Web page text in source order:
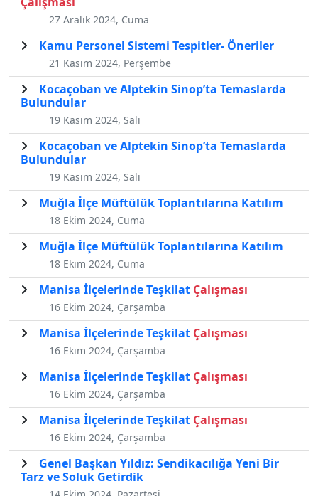
27 Aralık 2024, Cuma
Kamu Personel Sistemi Tespitler- Öneriler
21 Kasım 2024, Perşembe
Kocaçoban ve Alptekin Sinop’ta Temaslarda
Bulundular
19 Kasım 2024, Salı
Kocaçoban ve Alptekin Sinop’ta Temaslarda
Bulundular
19 Kasım 2024, Salı
Muğla İlçe Müftülük Toplantılarına Katılım
18 Ekim 2024, Cuma
Muğla İlçe Müftülük Toplantılarına Katılım
18 Ekim 2024, Cuma
Manisa İlçelerinde Teşkilat Çalışması
16 Ekim 2024, Çarşamba
Manisa İlçelerinde Teşkilat Çalışması
16 Ekim 2024, Çarşamba
Manisa İlçelerinde Teşkilat Çalışması
16 Ekim 2024, Çarşamba
Manisa İlçelerinde Teşkilat Çalışması
16 Ekim 2024, Çarşamba
Genel Başkan Yıldız: Sendikacılığa Yeni Bir
Tarz ve Soluk Getirdik